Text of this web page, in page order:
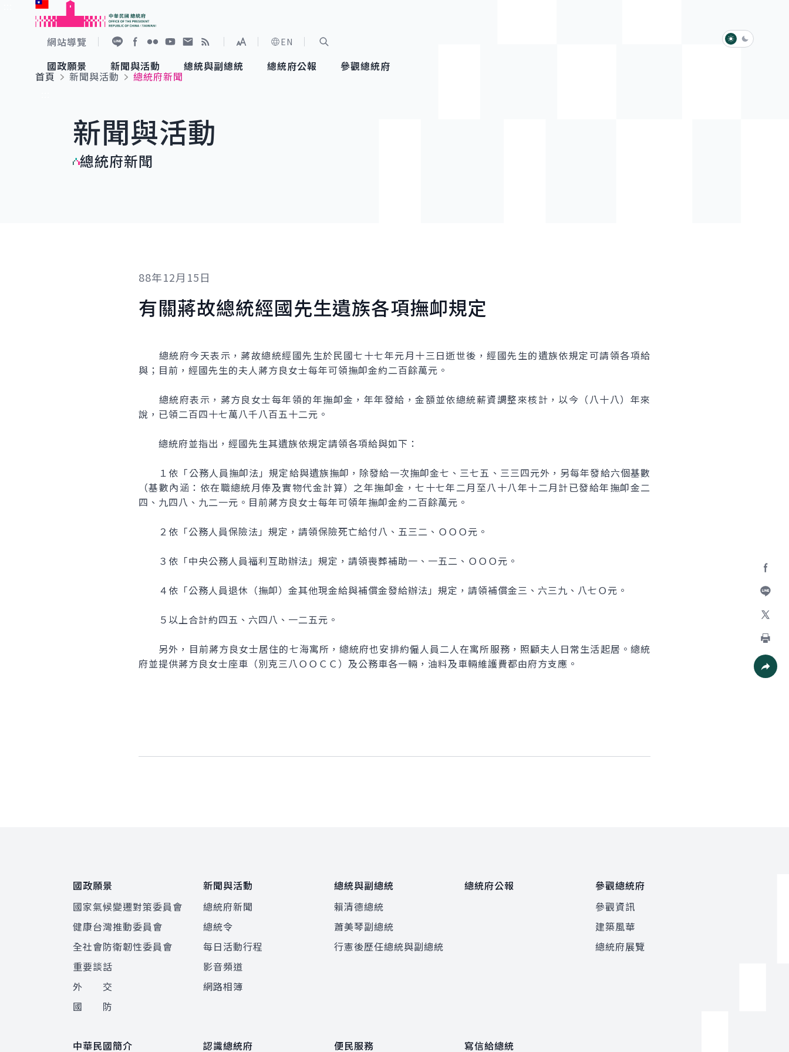
跳到主要內容
網站導覽
展開字級選單
EN
國政願景
國家氣候變遷對策委員會
重要談話
新聞與活動
總統府新聞
影音頻道
總統與副總統
賴清德總統
總統府公報 參觀總統府
參觀資訊
淺色模式
深色模式
首頁
新聞與活動
總統府新聞
新聞與活動
總統府新聞
加入好
列印
88年12月15日
有關蔣故總統經國先生遺族各項撫卹規定
總統府今天表示，蔣故總統經國先生於民國七十七年元月十三日逝世後，經國先生的遺族依規定可請領各項給
與；目前，經國先生的夫人蔣方良女士每年可領撫卹金約二百餘萬元。
總統府表示，蔣方良女士每年領的年撫卹金，年年發給，金額並依總統薪資調整來核計，以今（八十八）年來
說，已領二百四十七萬八千八百五十二元。
總統府並指出，經國先生其遺族依規定請領各項給與如下：
１依「公務人員撫卹法」規定給與遺族撫卹，除發給一次撫卹金七、三七五、三三四元外，另每年發給六個基數
（基數內涵：依在職總統月俸及實物代金計算）之年撫卹金，七十七年二月至八十八年十二月計已發給年撫卹金二
四、九四八、九二一元。目前蔣方良女士每年可領年撫卹金約二百餘萬元。
２依「公務人員保險法」規定，請領保險死亡給付八、五三二、ＯＯＯ元。
３依「中央公務人員福利互助辦法」規定，請領喪葬補助一、一五二、ＯＯＯ元。
４依「公務人員退休（撫卹）金其他現金給與補償金發給辦法」規定，請領補償金三、六三九、八七Ｏ元。
５以上合計約四五、六四八、一二五元。
另外，目前蔣方良女士居住的七海寓所，總統府也安排約僱人員二人在寓所服務，照顧夫人日常生活起居。總統
府並提供蔣方良女士座車（別克三八ＯＯＣＣ）及公務車各一輛，油料及車輛維護費都由府方支應。
國政願景
國家氣候變遷對策委員會
健康台灣推動委員會
全社會防衛韌性委員會
重要談話
外 交
國 防
新聞與活動
總統府新聞
總統令
每日活動行程
影音頻道
網路相簿
總統與副總統
賴清德總統
蕭美琴副總統
行憲後歷任總統與副總統
總統府公報
參觀總統府
參觀資訊
建築風華
總統府展覽
中華民國簡介 認識總統府 便民服務 寫信給總統